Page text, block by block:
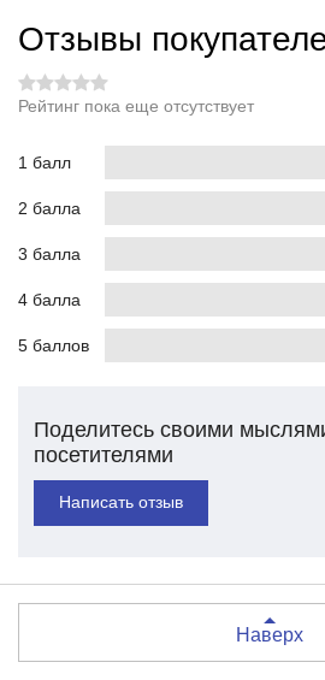
Отзывы
Рейтинг пока еще отсутствует
1 балл
2 балла
3 балла
4 балла
5 баллов
Поделитесь своими
посетителями
Написать отзыв
Наверх